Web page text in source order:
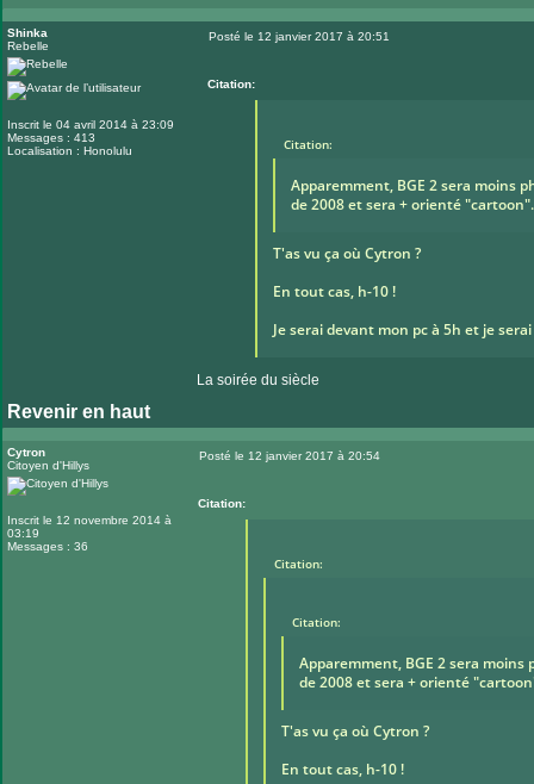
Shinka
Rebelle
Inscrit le 04 avril 2014 à 23:09
Messages : 413
Localisation : Honolulu
Posté le 12 janvier 2017 à 20:51
Citation:
Citation:
Apparemment, BGE 2 sera moins
de 2008 et sera + orienté "cartoon".
T'as vu ça où Cytron ?
En tout cas, h-10 !
Je serai devant mon pc à 5h et je
La soirée du siècle
Revenir en haut
Cytron
Citoyen d'Hillys
Inscrit le 12 novembre 2014 à
03:19
Messages : 36
Posté le 12 janvier 2017 à 20:54
Citation:
Citation:
Citation:
Apparemment, BGE 2 sera
de 2008 et sera + orienté
T'as vu ça où Cytron ?
En tout cas, h-10 !